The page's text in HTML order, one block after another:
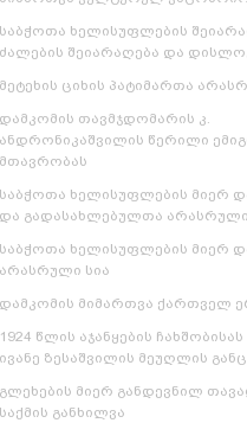
საბჭოთა ხელისუფლების
ძალების შეიარაღება და
მეტეხის ციხის პატიმართა
დამკომის თავმჯდომარის კ.
ანდრონიკაშვილის წერილი
მთავრობას
საბჭოთა ხელისუფლების მიერ
და გადასახლებულთა არასრული
საბჭოთა ხელისუფლების მიერ
არასრული სია
დამკომის მიმართვა ქართველ
1924 წლის აჯანყების
ივანე ზესაშვილის მეუღლის
გლეხების მიერ განდევნილ
საქმის განხილვა